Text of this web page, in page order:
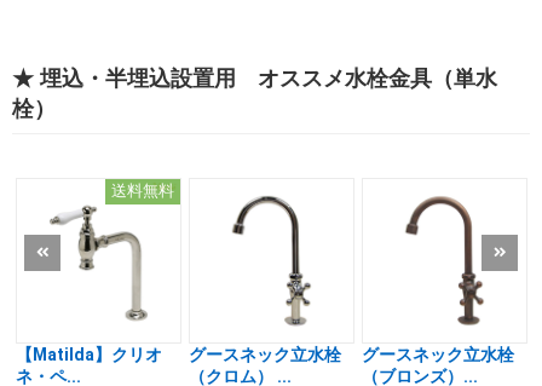
★ 埋込・半埋込設置用 オススメ水栓金具（単水
栓）
送料無料
【Matilda】クリオ
ネ・ペ...
グースネック立水栓
（クロム） ...
グースネック立水栓
（ブロンズ）...